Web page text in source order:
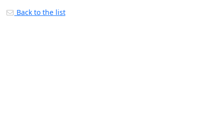
Back to the list